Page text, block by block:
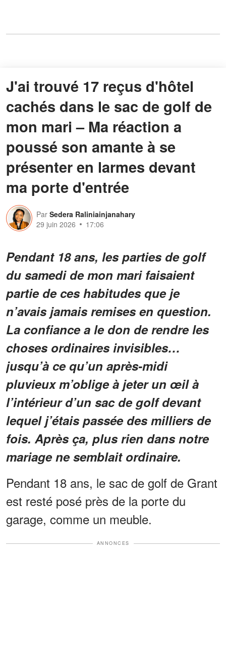
J'ai trouvé 17 reçus d'hôtel
cachés dans le sac de golf de
mon mari – Ma réaction a
poussé son amante à se
présenter en larmes devant
ma porte d'entrée
Par Sedera Raliniainjanahary
29 juin 2026
17:06
Pendant 18 ans, les parties de golf
du samedi de mon mari faisaient
partie de ces habitudes que je
n’avais jamais remises en question.
La confiance a le don de rendre les
choses ordinaires invisibles…
jusqu’à ce qu’un après-midi
pluvieux m’oblige à jeter un œil à
l’intérieur d’un sac de golf devant
lequel j’étais passée des milliers de
fois. Après ça, plus rien dans notre
mariage ne semblait ordinaire.
Pendant 18 ans, le sac de golf de Grant
est resté posé près de la porte du
garage, comme un meuble.
ANNONCES